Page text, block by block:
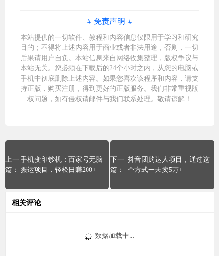
免责声明
本站提供的一切软件、教程和内容信息仅限用于学习和研究
目的；不得将上述内容用于商业或者非法用途，否则，一切
后果请用户自负。本站信息来自网络收集整理，版权争议与
本站无关。您必须在下载后的24个小时之内，从您的电脑或
手机中彻底删除上述内容。如果您喜欢该程序和内容，请支
持正版，购买注册，得到更好的正版服务。我们非常重视版
权问题，如有侵权请邮件与我们联系处理 。敬请谅解！
手机变印钞机：百家号无脑
搬运项目，轻松日赚200+
抖音团购达人项目，通过这
个方式一天卖5万+
相关评论
数据加载中...